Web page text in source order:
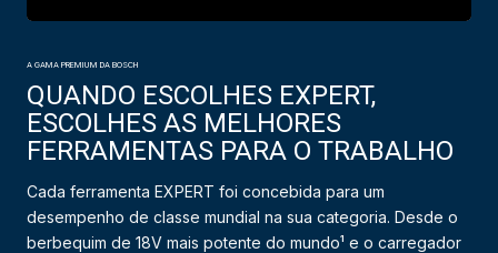
A GAMA PREMIUM DA BOSCH
QUANDO ESCOLHES EXPERT,
ESCOLHES AS MELHORES
FERRAMENTAS PARA O TRABALHO
Cada ferramenta EXPERT foi concebida para um
desempenho de classe mundial na sua categoria. Desde o
berbequim de 18V mais potente do mundo¹ e o carregador